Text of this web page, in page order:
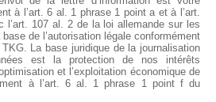
à l’art. 6 al. 1 phrase 1 point a et à l’art.
l’art. 107 al. 2 de la loi allemande sur les
de l’autorisation légale conformément
La base juridique de la journalisation
est la protection de nos intérêts
et l’exploitation économique de
à l’art. 6 al. 1 phrase 1 point f du